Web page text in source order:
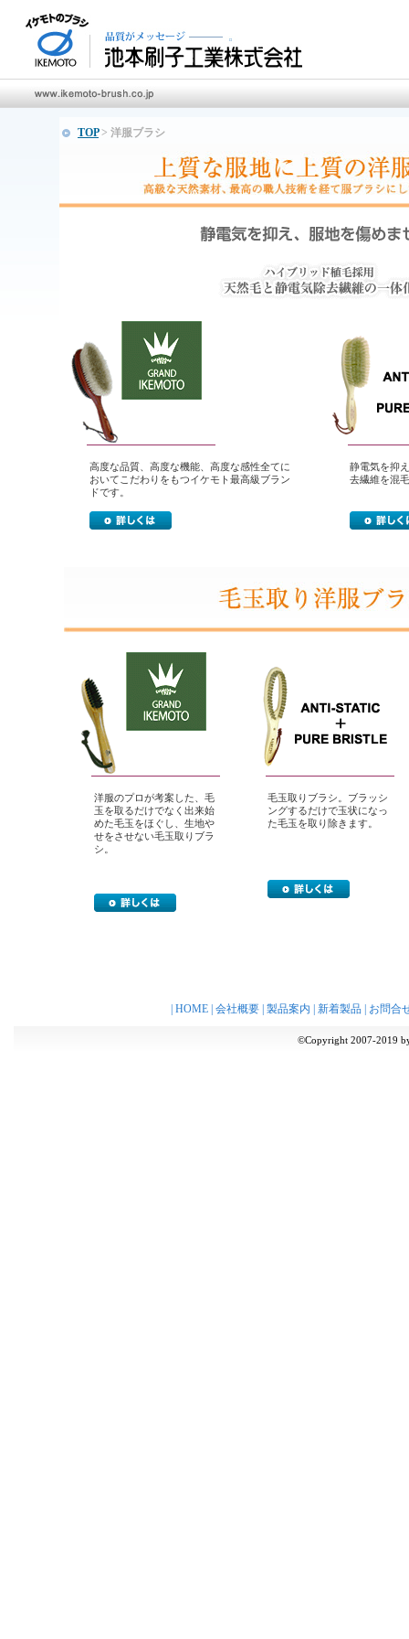
TOP> 洋服ブラシ
高度な品質、高度な機能、高度な感性全てに
おいてこだわりをもつイケモト最高級ブラン
ドです。
静電気を抑
去繊維を混
洋服のプロが考案した、毛
玉を取るだけでなく出来始
めた毛玉をほぐし、生地や
せをさせない毛玉取りブラ
シ。
毛玉取りブラシ。ブラッシ
ングするだけで玉状になっ
た毛玉を取り除きます。
HOME 会社概要 製品案内 新着製品 お問合
©Copyright 2007-2019